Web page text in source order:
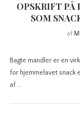
OPSKRIFT PÅ
SOM
af
Bagte mandler er en
for hjemmelavet snack
af …